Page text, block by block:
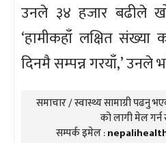
उनले ३४ हजार बढीले
‘हामीकहाँ लक्षित
दिनमै सम्पन्न गरयाँ,’ उनले
समाचार / स्वास्थ्य सामाग्री पढनु
को लागी मेल
सम्पर्क इमेल :